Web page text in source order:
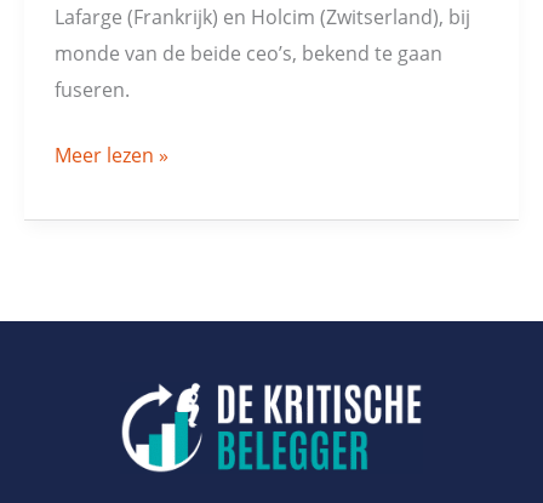
Lafarge (Frankrijk) en Holcim (Zwitserland), bij
monde van de beide ceo’s, bekend te gaan
fuseren.
Meer lezen »